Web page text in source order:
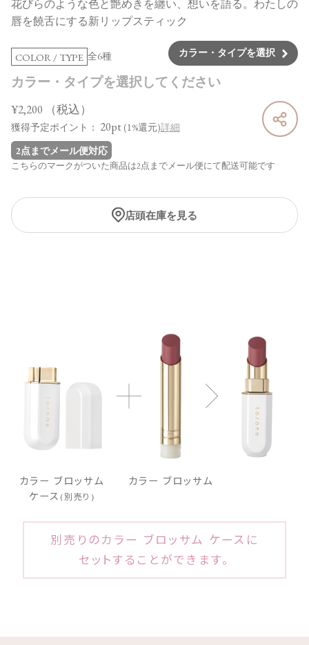
花びらのような色と艶めきを纏い、想いを語る。わたしの
唇を饒舌にする新リップスティック
COLOR / TYPE 全6種 カラー・タイプを選択
カラー・タイプを選択してください
¥2,200 （税込）
獲得予定ポイント： 20pt (1%還元)詳細
2点までメール便対応
こちらのマークがついた商品は2点までメール便にて配送可能です
店頭在庫を見る
カラー ブロッサム
ケース (別売り)
カラー ブロッサム
別売りのカラー ブロッサム ケースに
セットすることができます。